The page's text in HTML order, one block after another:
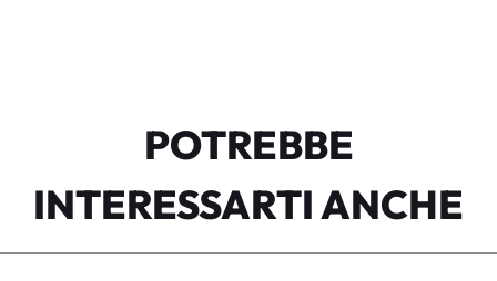
POTREBBE
INTERESSARTI ANCHE